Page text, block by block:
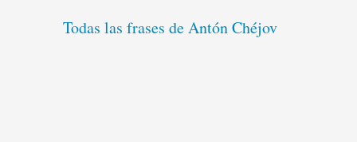
Todas las frases de Antón Chéjov